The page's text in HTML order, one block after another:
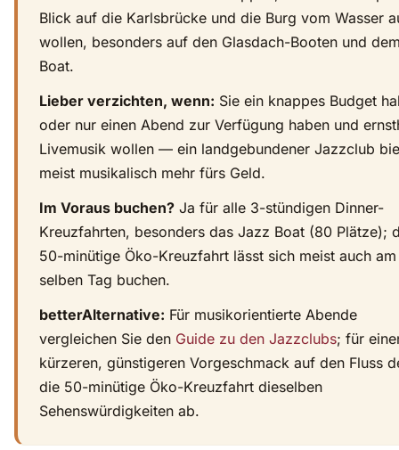
Blick auf die Karlsbrücke und die Burg vom Wasser
wollen, besonders auf den Glasdach-Booten und
Boat.
Lieber verzichten, wenn: Sie ein knappes Budget
oder nur einen Abend zur Verfügung haben und
Livemusik wollen — ein landgebundener Jazzclub
meist musikalisch mehr fürs Geld.
Im Voraus buchen? Ja für alle 3-stündigen Dinner-
Kreuzfahrten, besonders das Jazz Boat (80 Plätze);
50-minütige Öko-Kreuzfahrt lässt sich meist auch am
selben Tag buchen.
betterAlternative: Für musikorientierte Abende
vergleichen Sie den Guide zu den Jazzclubs; für
kürzeren, günstigeren Vorgeschmack auf den Fluss
die 50-minütige Öko-Kreuzfahrt dieselben
Sehenswürdigkeiten ab.